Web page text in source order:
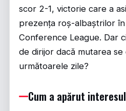
scor 2-1, victorie care a
prezența roș-albaștrilor
Conference League. Dar
de dirijor dacă mutarea
următoarele zile?
Cum a apărut